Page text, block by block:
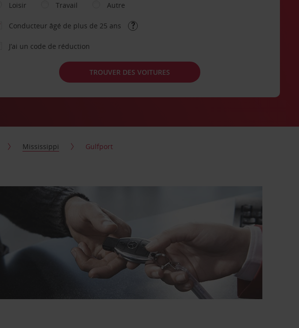
Loisir
Travail Autre
Conducteur âgé de plus de 25 ans
J’ai un code de réduction
TROUVER DES VOITURES
Mississippi Gulfport